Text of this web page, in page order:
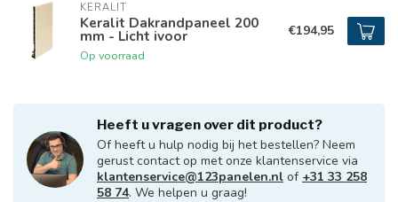
KERALIT
Keralit Dakrandpaneel 200
mm - Licht ivoor
Op voorraad
€194,95
Heeft u vragen over dit product?
Of heeft u hulp nodig bij het bestellen? Neem
gerust contact op met onze klantenservice via
klantenservice@123panelen.nl of +31 33 258
58 74. We helpen u graag!